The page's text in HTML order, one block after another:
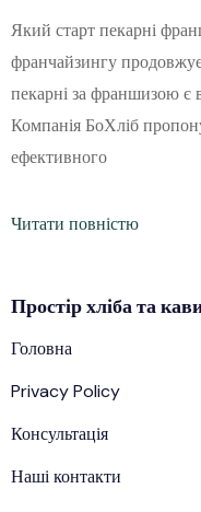
Який старт пекарні
франчайзингу
пекарні за франшизою є
Компанія БоХліб
ефективного
Читати повністю
Простірхлібата
Головна
Privacy Policy
Консультація
Наші контакти